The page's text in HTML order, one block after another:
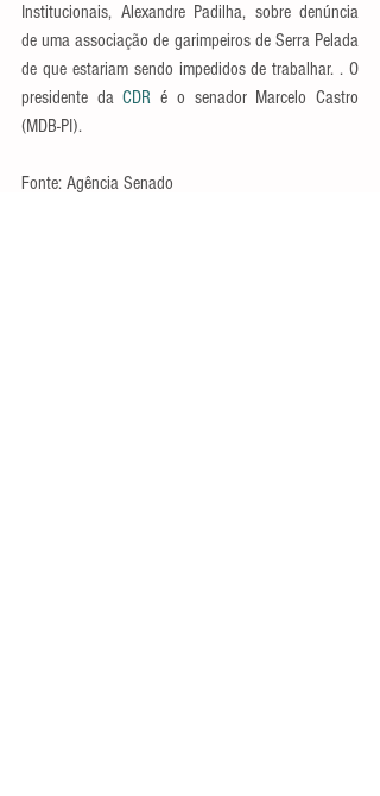
Institucionais, Alexandre Padilha, sobre denúncia
de uma associação de garimpeiros de Serra Pelada
de que estariam sendo impedidos de trabalhar. . O
presidente da CDR é o senador Marcelo Castro
(MDB-PI).
Fonte: Agência Senado